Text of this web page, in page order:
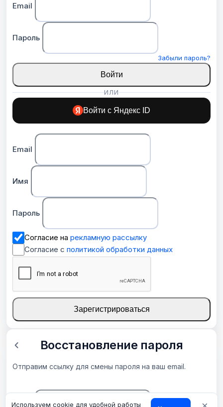
Используем cookie для удобной работы
Email
Пароль
Забыли пароль?
Войти
ИЛИ
Войти с Яндекс ID
Email
Имя
Пароль
Согласие на рекламную рассылку
Согласие с политикой обработки данных
Зарегистрироваться
Восстановление пароля
Отправим ссылку для смены пароля на ваш email.
Email